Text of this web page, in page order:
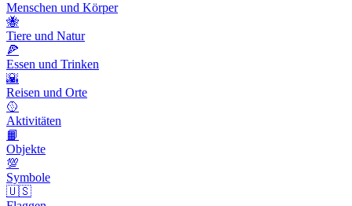
Menschen und Körper
🐝
Tiere und Natur
🍕
Essen und Trinken
🌇
Reisen und Orte
🥎
Aktivitäten
📙
Objekte
💯
Symbole
🇺🇸